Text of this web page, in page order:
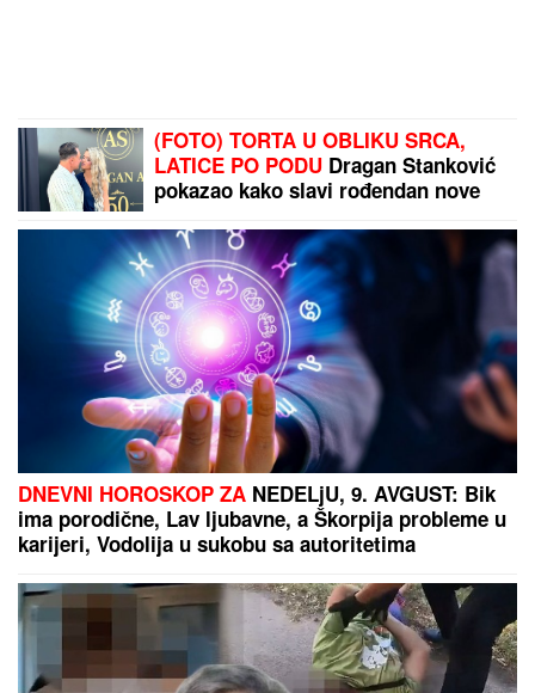
(FOTO) TORTA U OBLIKU SRCA,
LATICE PO PODU Dragan Stanković
pokazao kako slavi rođendan nove
jedan detalj
DNEVNI HOROSKOP ZA NEDELjU, 9. AVGUST: Bik
ima porodične, Lav ljubavne, a Škorpija probleme u
karijeri, Vodolija u sukobu sa autoritetima